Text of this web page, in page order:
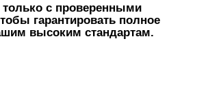
с проверенными
гарантировать полное
высоким стандартам.